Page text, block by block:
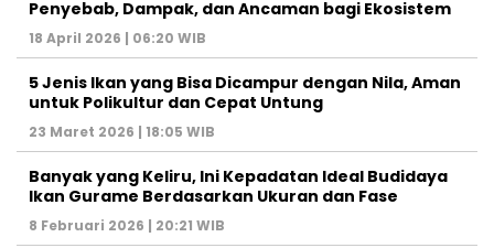
Penyebab, Dampak, dan Ancaman bagi Ekosistem
18 April 2026 | 06:20 WIB
5 Jenis Ikan yang Bisa Dicampur dengan Nila, Aman
untuk Polikultur dan Cepat Untung
23 Maret 2026 | 18:05 WIB
Banyak yang Keliru, Ini Kepadatan Ideal Budidaya
Ikan Gurame Berdasarkan Ukuran dan Fase
8 Februari 2026 | 20:21 WIB